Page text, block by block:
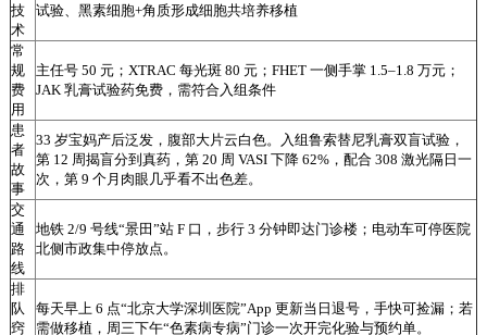
技
术
试验、黑素细胞+角质形成细胞共培养移植
常
规
费
用
主任号 50 元；XTRAC 每光斑 80 元；FHET 一侧手掌 1.5–1.8 万元；
JAK 乳膏试验药免费，需符合入组条件
患
者
故
事
33 岁宝妈产后泛发，腹部大片云白色。入组鲁索替尼乳膏双盲试验，
第 12 周揭盲分到真药，第 20 周 VASI 下降 62%，配合 308 激光隔日一
次，第 9 个月肉眼几乎看不出色差。
交
通
路
线
地铁 2/9 号线“景田”站 F 口，步行 3 分钟即达门诊楼；电动车可停医院
北侧市政集中停放点。
排
队
窍
每天早上 6 点“北京大学深圳医院”App 更新当日退号，手快可捡漏；若
需做移植，周三下午“色素病专病”门诊一次开完化验与预约单。